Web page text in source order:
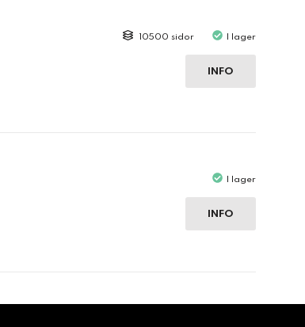
10500 sidor I lager
INFO
I lager
INFO